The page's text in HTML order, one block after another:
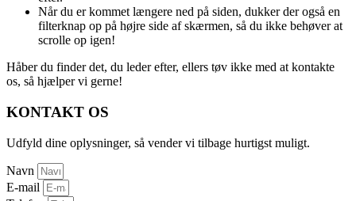
Når du er kommet længere ned på siden, dukker der også en
filterknap op på højre side af skærmen, så du ikke behøver at
scrolle op igen!
Håber du finder det, du leder efter, ellers tøv ikke med at kontakte
os, så hjælper vi gerne!
KONTAKT OS
Udfyld dine oplysninger, så vender vi tilbage hurtigst muligt.
Navn
E-mail